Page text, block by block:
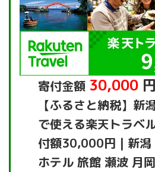
寄付金額 30,000円
【ふるさと納税】新
で使える楽天トラベ
付額30,000円 | 新潟
ホテル 旅館 瀬波 月